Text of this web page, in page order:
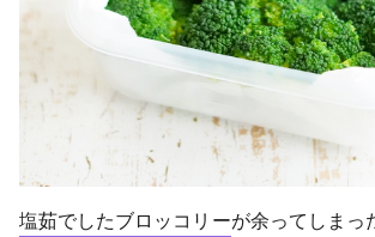
塩茹でしたブロッコリーが余ってしまっ